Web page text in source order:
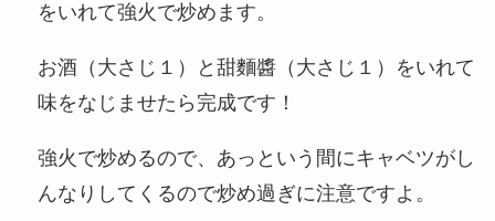
をいれて強火で炒めます。
お酒（大さじ１）と甜麵醬（大さじ１）をいれて
味をなじませたら完成です！
強火で炒めるので、あっという間にキャベツがし
んなりしてくるので炒め過ぎに注意ですよ。